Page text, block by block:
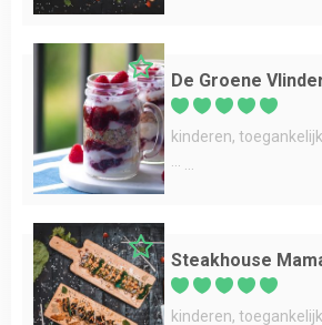
De Groene
kinderen
Steakhouse
kinderen